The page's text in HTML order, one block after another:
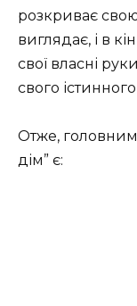
розкриває
виглядає, і в
свої власні
свого істинного
Отже,
дім” є: